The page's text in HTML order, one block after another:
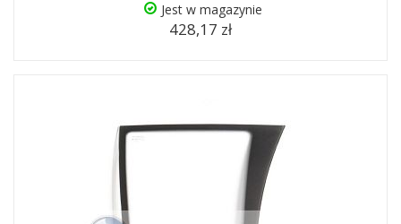
Jest w magazynie
428,17 zł